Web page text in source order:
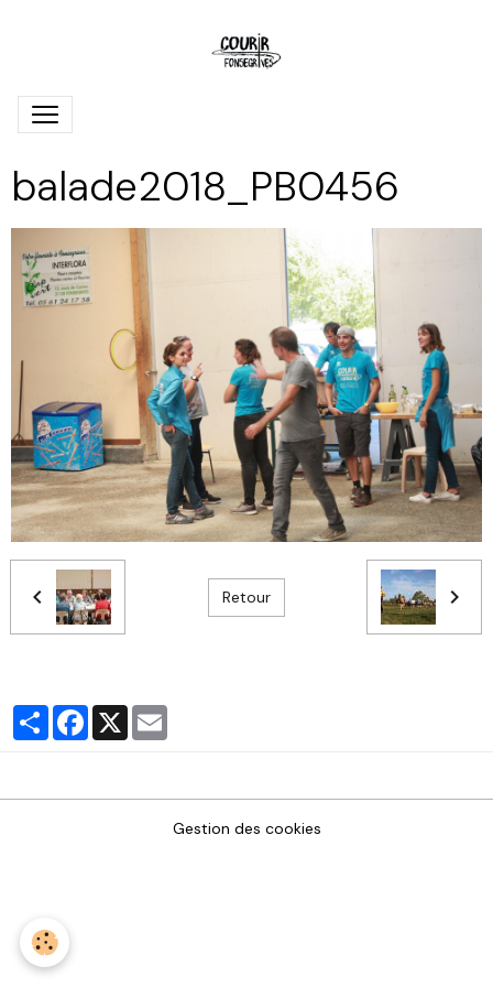
balade2018_PB0456
Retour
PartagerFacebook
X
Gestion des cookies